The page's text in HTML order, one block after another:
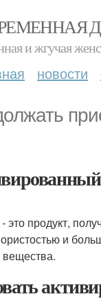
и жгучая
новости
это продукт,
и